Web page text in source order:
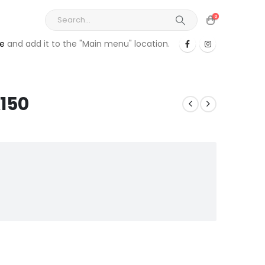
0
and add it to the "Main menu" location.